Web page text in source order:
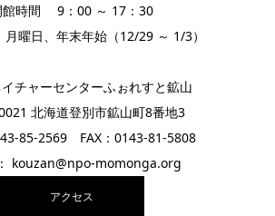
館時間 9：00 ～ 17：30
日、年末年始（12/29 ～ 1/3）
チャーセンターふぉれすと鉱山
北海道登別市鉱山町8番地3
85-2569 FAX：0143-81-5808
kouzan@npo-momonga.org
アクセス